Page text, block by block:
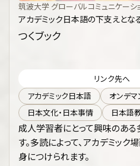
筑波大学 グローバルコミュニケーシ
アカデミック日本語の下支えと
つくブック
リンク先へ
アカデミック日本語
オンデマ
日本文化・日本事情
日本語
成人学習者にとって興味のあ
す。多読によって、アカデミッ
身につけられます。